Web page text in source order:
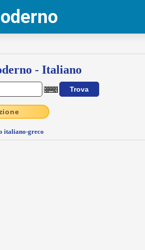
- Italiano
italiano-greco